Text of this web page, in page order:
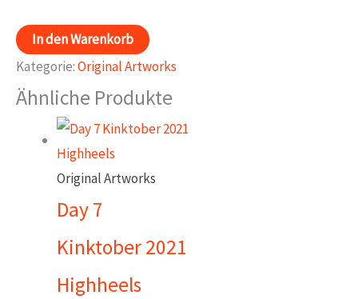
Day
5
Kinktober
2022
Nudity
In den Warenkorb
Kategorie:Original Artworks
Ähnliche Produkte
Original Artworks
Day 7
Kinktober 2021
Highheels